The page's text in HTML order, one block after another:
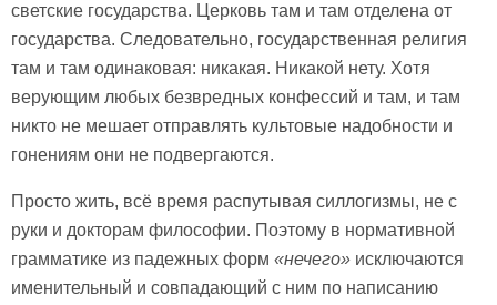
светские государства. Церковь там и там отделена от
государства. Следовательно, государственная религия
там и там одинаковая: никакая. Никакой нету. Хотя
верующим любых безвредных конфессий и там, и там
никто не мешает отправлять культовые надобности и
гонениям они не подвергаются.
Просто жить, всё время распутывая силлогизмы, не с
руки и докторам философии. Поэтому в нормативной
грамматике из падежных форм «нечего» исключаются
именительный и совпадающий с ним по написанию